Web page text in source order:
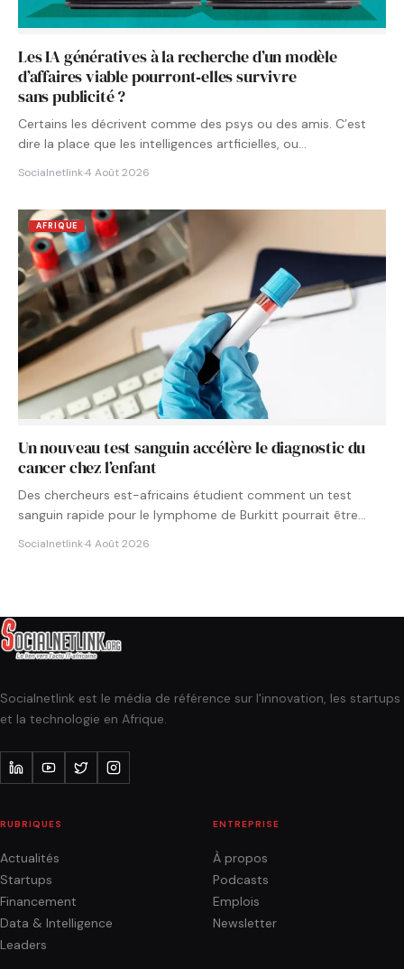
Les IA génératives à la recherche d’un modèle
d’affaires viable pourront‑elles survivre
sans publicité ?
Certains les décrivent comme des psys ou des amis. C’est
dire la place que les intelligences artficielles, ou…
Socialnetlink·4 Août 2026
AFRIQUE
Un nouveau test sanguin accélère le diagnostic du
cancer chez l’enfant
Des chercheurs est-africains étudient comment un test
sanguin rapide pour le lymphome de Burkitt pourrait être
Socialnetlink·4 Août 2026
Socialnetlink est le média de référence sur l'innovation, les startups
et la technologie en Afrique.
RUBRIQUES
Actualités
Startups
Financement
Data & Intelligence
Leaders
ENTREPRISE
À propos
Podcasts
Emplois
Newsletter